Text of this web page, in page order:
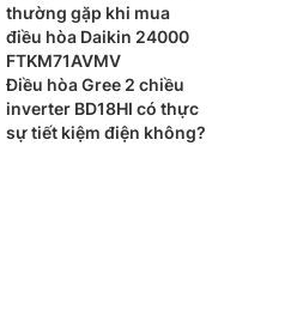
thường gặp khi mua
điều hòa Daikin 24000
FTKM71AVMV
Điều hòa Gree 2 chiều
inverter BD18HI có thực
sự tiết kiệm điện không?